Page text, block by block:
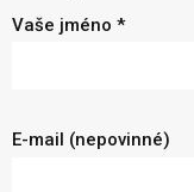
Vaše jméno *
E-mail (nepovinné)